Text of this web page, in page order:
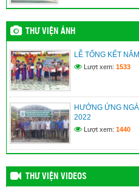
(09/06/2026)
Vĩnh Bình nâng cao
(09/06/2026)
XÃ VĨNH BÌNH TỔ
NĂM NGÀY BÁC HỒ
(09/06/2026)
An Giang: Cán bộ,
từ “Không gian văn hóa
(09/06/2026)
THƯ VIỆN ẢNH
LỄ TỔNG KẾT
Lượt xem: 1533
HƯỞNG ỨNG
2022
Lượt xem: 1440
THƯ VIỆN VIDEOS